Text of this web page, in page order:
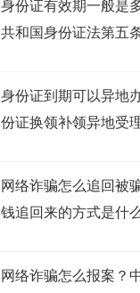
身份证有效期一般是
共和国身份证法第五
身份证到期可以异地
份证换领补领异地受
网络诈骗怎么追回被
钱追回来的方式是什
网络诈骗怎么报案？